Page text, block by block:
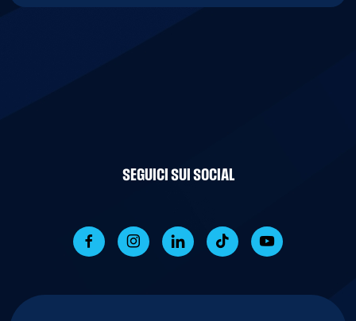
SEGUICI SUI SOCIAL